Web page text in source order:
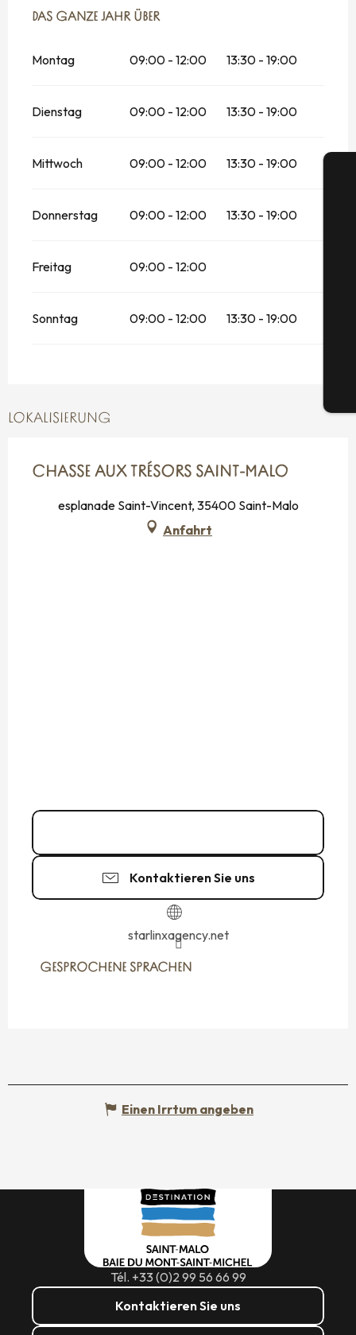
DAS GANZE JAHR ÜBER
DAS GANZE JAHR ÜBER
Montag 09:00 - 12:00 13:30 - 19:00
Dienstag 09:00 - 12:00 13:30 - 19:00
Mittwoch 09:00 - 12:00 13:30 - 19:00
Donnerstag 09:00 - 12:00 13:30 - 19:00
Freitag 09:00 - 12:00
Sonntag 09:00 - 12:00 13:30 - 19:00
LOKALISIERUNG
CHASSE AUX TRÉSORS SAINT-MALO
esplanade Saint-Vincent, 35400 Saint-Malo
Anfahrt
Kontaktieren Sie uns
starlinxagency.net
GESPROCHENE SPRACHEN
GESPROCHENE SPRACHEN
Einen Irrtum angeben
Tél. +33 (0)2 99 56 66 99
Kontaktieren Sie uns